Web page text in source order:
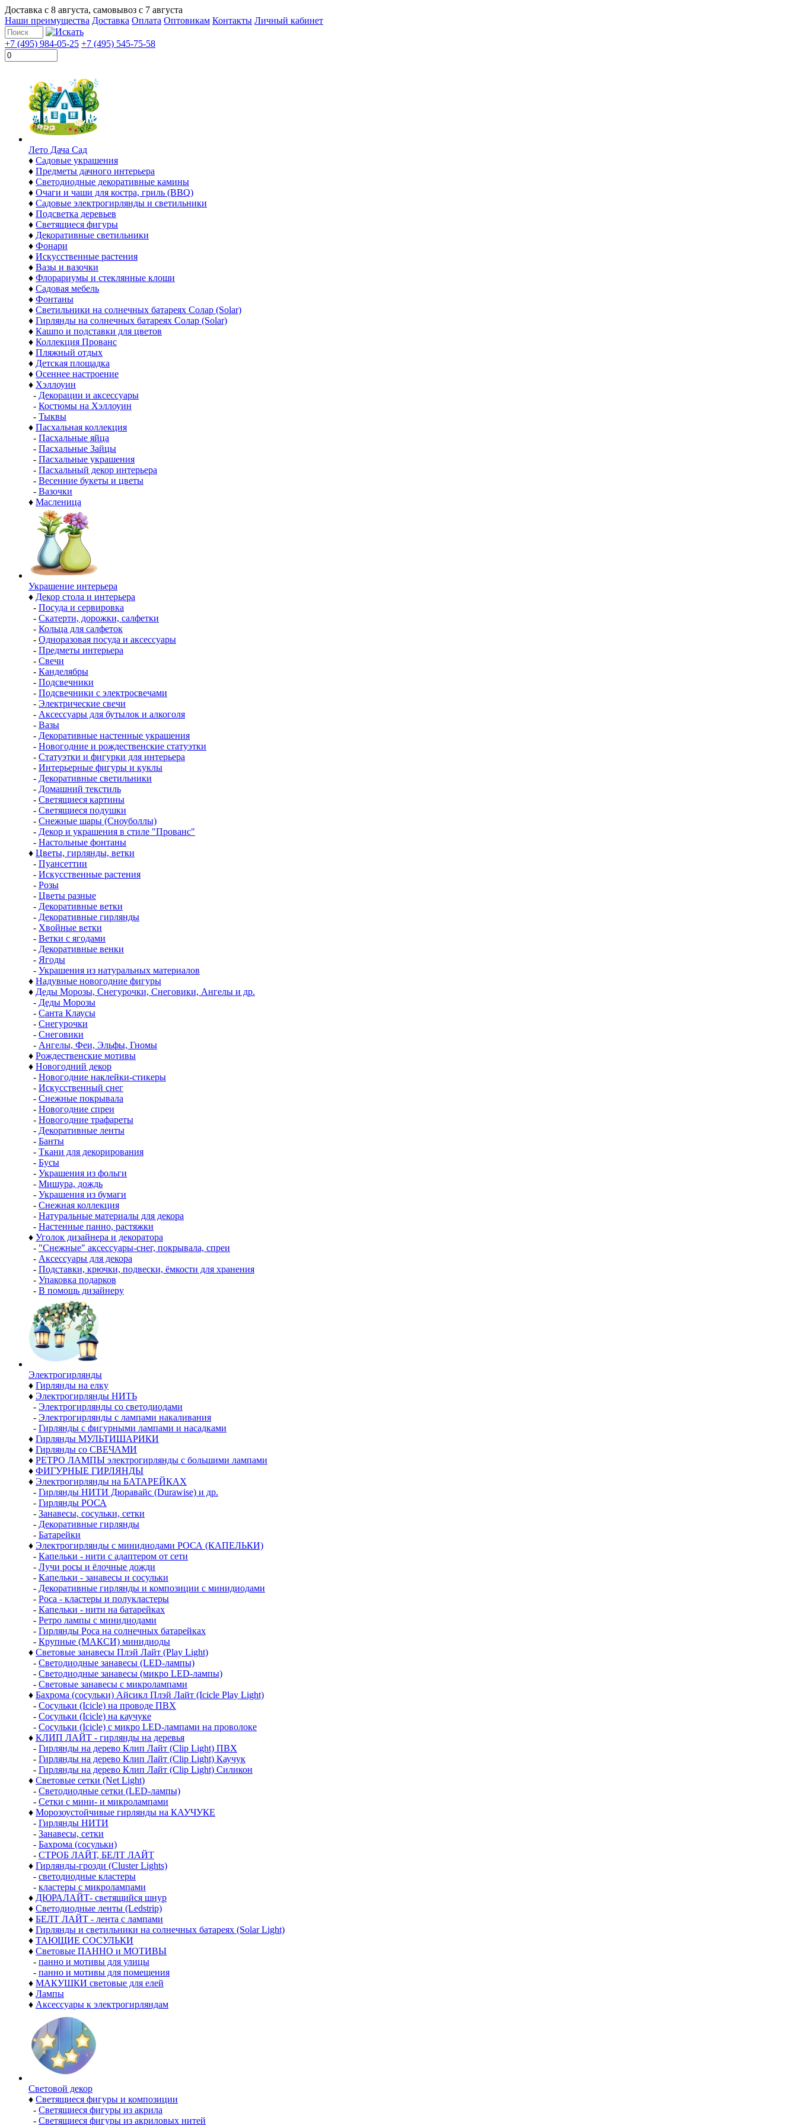
Доставка с 8 августа, самовывоз с 7 августа
Наши преимущества Доставка Оплата Оптовикам Контакты Личный кабинет
+7 (495) 984-05-25 +7 (495) 545-75-58
Лето Дача Сад
♦ Садовые украшения
♦ Предметы дачного интерьера
♦ Светодиодные декоративные камины
♦ Очаги и чаши для костра, гриль (BBQ)
♦ Садовые электрогирлянды и светильники
♦ Подсветка деревьев
♦ Светящиеся фигуры
♦ Декоративные светильники
♦ Фонари
♦ Искусственные растения
♦ Вазы и вазочки
♦ Флорариумы и стеклянные клоши
♦ Садовая мебель
♦ Фонтаны
♦ Светильники на солнечных батареях Солар (Solar)
♦ Гирлянды на солнечных батареях Солар (Solar)
♦ Кашпо и подставки для цветов
♦ Коллекция Прованс
♦ Пляжный отдых
♦ Детская площадка
♦ Осеннее настроение
♦ Хэллоуин
- Декорации и аксессуары
- Костюмы на Хэллоуин
- Тыквы
♦ Пасхальная коллекция
- Пасхальные яйца
- Пасхальные Зайцы
- Пасхальные украшения
- Пасхальный декор интерьера
- Весенние букеты и цветы
- Вазочки
♦ Масленица
Украшение интерьера
♦ Декор стола и интерьера
- Посуда и сервировка
- Скатерти, дорожки, салфетки
- Кольца для салфеток
- Одноразовая посуда и аксессуары
- Предметы интерьера
- Свечи
- Канделябры
- Подсвечники
- Подсвечники с электросвечами
- Электрические свечи
- Аксессуары для бутылок и алкоголя
- Вазы
- Декоративные настенные украшения
- Новогодние и рождественские статуэтки
- Статуэтки и фигурки для интерьера
- Интерьерные фигуры и куклы
- Декоративные светильники
- Домашний текстиль
- Светящиеся картины
- Светящиеся подушки
- Снежные шары (Сноуболлы)
- Декор и украшения в стиле "Прованс"
- Настольные фонтаны
♦ Цветы, гирлянды, ветки
- Пуансеттии
- Искусственные растения
- Розы
- Цветы разные
- Декоративные ветки
- Декоративные гирлянды
- Хвойные ветки
- Ветки с ягодами
- Декоративные венки
- Ягоды
- Украшения из натуральных материалов
♦ Надувные новогодние фигуры
♦ Деды Морозы, Снегурочки, Снеговики, Ангелы и др.
- Деды Морозы
- Санта Клаусы
- Снегурочки
- Снеговики
- Ангелы, Феи, Эльфы, Гномы
♦ Рождественские мотивы
♦ Новогодний декор
- Новогодние наклейки-стикеры
- Искусственный снег
- Снежные покрывала
- Новогодние спреи
- Новогодние трафареты
- Декоративные ленты
- Банты
- Ткани для декорирования
- Бусы
- Украшения из фольги
- Мишура, дождь
- Украшения из бумаги
- Снежная коллекция
- Натуральные материалы для декора
- Настенные панно, растяжки
♦ Уголок дизайнера и декоратора
- "Снежные" аксессуары-снег, покрывала, спреи
- Аксессуары для декора
- Подставки, крючки, подвески, ёмкости для хранения
- Упаковка подарков
- В помощь дизайнеру
Электро­гирлянды
♦ Гирлянды на елку
♦ Электрогирлянды НИТЬ
- Электрогирлянды со светодиодами
- Электрогирлянды с лампами накаливания
- Гирлянды с фигурными лампами и насадками
♦ Гирлянды МУЛЬТИШАРИКИ
♦ Гирлянды со СВЕЧАМИ
♦ РЕТРО ЛАМПЫ электрогирлянды с большими лампами
♦ ФИГУРНЫЕ ГИРЛЯНДЫ
♦ Электрогирлянды на БАТАРЕЙКАХ
- Гирлянды НИТИ Дюравайс (Durawise) и др.
- Гирлянды РОСА
- Занавесы, сосульки, сетки
- Декоративные гирлянды
- Батарейки
♦ Электрогирлянды с минидиодами РОСА (КАПЕЛЬКИ)
- Капельки - нити с адаптером от сети
- Лучи росы и ёлочные дожди
- Капельки - занавесы и сосульки
- Декоративные гирлянды и композиции с минидиодами
- Роса - кластеры и полукластеры
- Капельки - нити на батарейках
- Ретро лампы с минидиодами
- Гирлянды Роса на солнечных батарейках
- Крупные (МАКСИ) минидиоды
♦ Световые занавесы Плэй Лайт (Play Light)
- Светодиодные занавесы (LED-лампы)
- Светодиодные занавесы (микро LED-лампы)
- Световые занавесы с микролампами
♦ Бахрома (сосульки) Айсикл Плэй Лайт (Icicle Play Light)
- Сосульки (Icicle) на проводе ПВХ
- Сосульки (Icicle) на каучуке
- Сосульки (Icicle) с микро LED-лампами на проволоке
♦ КЛИП ЛАЙТ - гирлянды на деревья
- Гирлянды на дерево Клип Лайт (Clip Light) ПВХ
- Гирлянды на дерево Клип Лайт (Clip Light) Каучук
- Гирлянды на дерево Клип Лайт (Clip Light) Силикон
♦ Световые сетки (Net Light)
- Светодиодные сетки (LED-лампы)
- Сетки с мини- и микролампами
♦ Морозоустойчивые гирлянды на КАУЧУКЕ
- Гирлянды НИТИ
- Занавесы, сетки
- Бахрома (сосульки)
- СТРОБ ЛАЙТ, БЕЛТ ЛАЙТ
♦ Гирлянды-грозди (Cluster Lights)
- светодиодные кластеры
- кластеры с микролампами
♦ ДЮРАЛАЙТ- светящийся шнур
♦ Светодиодные ленты (Ledstrip)
♦ БЕЛТ ЛАЙТ - лента с лампами
♦ Гирлянды и светильники на солнечных батареях (Solar Light)
♦ ТАЮЩИЕ СОСУЛЬКИ
♦ Световые ПАННО и МОТИВЫ
- панно и мотивы для улицы
- панно и мотивы для помещения
♦ МАКУШКИ световые для елей
♦ Лампы
♦ Аксессуары к электрогирляндам
Световой декор
♦ Светящиеся фигуры и композиции
- Светящиеся фигуры из акрила
- Светящиеся фигуры из акриловых нитей